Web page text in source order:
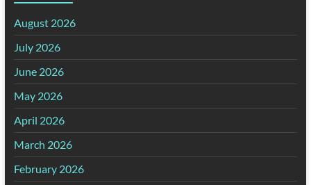
August 2026
July 2026
June 2026
May 2026
April 2026
March 2026
February 2026